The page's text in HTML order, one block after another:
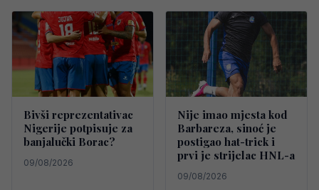
Bivši reprezentativac
Nigerije potpisuje za
banjalučki Borac?
09/08/2026
Nije imao mjesta kod
Barbareza, sinoć je
postigao hat-trick i
prvi je strijelac HNL-a
09/08/2026